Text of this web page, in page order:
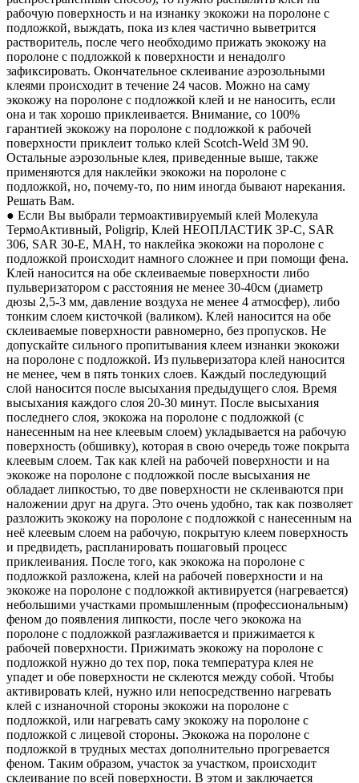
рабочую поверхность и на изнанку экокожи на поролоне с
подложкой, выждать, пока из клея частично выветрится
растворитель, после чего необходимо прижать экокожу на
поролоне с подложкой к поверхности и ненадолго
зафиксировать. Окончательное склеивание аэрозольными
клеями происходит в течение 24 часов. Можно на саму
экокожу на поролоне с подложкой клей и не наносить, если
она и так хорошо приклеивается. Внимание, со 100%
гарантией экокожу на поролоне с подложкой к рабочей
поверхности приклеит только клей Scotch-Weld 3M 90.
Остальные аэрозольные клея, приведенные выше, также
применяются для наклейки экокожи на поролоне с
подложкой, но, почему-то, по ним иногда бывают нарекания.
Решать Вам.
● Если Вы выбрали термоактивируемый клей Молекула
ТермоАктивный, Poligrip, Клей НЕОПЛАСТИК 3P-C, SAR
306, SAR 30-E, MAH, то наклейка экокожи на поролоне с
подложкой происходит намного сложнее и при помощи фена.
Клей наносится на обе склеиваемые поверхности либо
пульверизатором с расстояния не менее 30-40см (диаметр
дюзы 2,5-3 мм, давление воздуха не менее 4 атмосфер), либо
тонким слоем кисточкой (валиком). Клей наносится на обе
склеиваемые поверхности равномерно, без пропусков. Не
допускайте сильного пропитывания клеем изнанки экокожи
на поролоне с подложкой. Из пульверизатора клей наносится
не менее, чем в пять тонких слоев. Каждый последующий
слой наносится после высыхания предыдущего слоя. Время
высыхания каждого слоя 20-30 минут. После высыхания
последнего слоя, экокожа на поролоне с подложкой (с
нанесенным на нее клеевым слоем) укладывается на рабочую
поверхность (обшивку), которая в свою очередь тоже покрыта
клеевым слоем. Так как клей на рабочей поверхности и на
экокоже на поролоне с подложкой после высыхания не
обладает липкостью, то две поверхности не склеиваются при
наложении друг на друга. Это очень удобно, так как позволяет
разложить экокожу на поролоне с подложкой с нанесенным на
неё клеевым слоем на рабочую, покрытую клеем поверхность
и предвидеть, распланировать пошаговый процесс
приклеивания. После того, как экокожа на поролоне с
подложкой разложена, клей на рабочей поверхности и на
экокоже на поролоне с подложкой активируется (нагревается)
небольшими участками промышленным (профессиональным)
феном до появления липкости, после чего экокожа на
поролоне с подложкой разглаживается и прижимается к
рабочей поверхности. Прижимать экокожу на поролоне с
подложкой нужно до тех пор, пока температура клея не
упадет и обе поверхности не склеются между собой. Чтобы
активировать клей, нужно или непосредственно нагревать
клей с изнаночной стороны экокожи на поролоне с
подложкой, или нагревать саму экокожу на поролоне с
подложкой с лицевой стороны. Экокожа на поролоне с
подложкой в трудных местах дополнительно прогревается
феном. Таким образом, участок за участком, происходит
склеивание по всей поверхности. В этом и заключается